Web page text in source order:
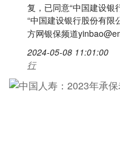
复，已同意“中国建设银
“中国建设银行股份有限
方网银保频道
2024-05-08 11:01:00
行